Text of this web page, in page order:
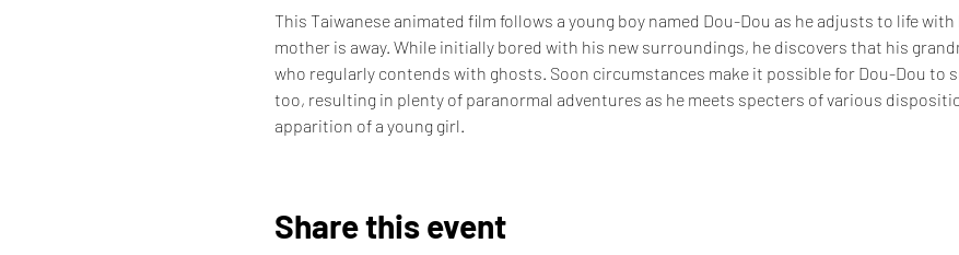
This Taiwanese animated film follows a young boy named Dou-Dou as he adjusts to life
mother is away. While initially bored with his new surroundings, he discovers that his
who regularly contends with ghosts. Soon circumstances make it possible for Dou-Dou to
too, resulting in plenty of paranormal adventures as he meets specters of various
apparition of a young girl.
Share this event